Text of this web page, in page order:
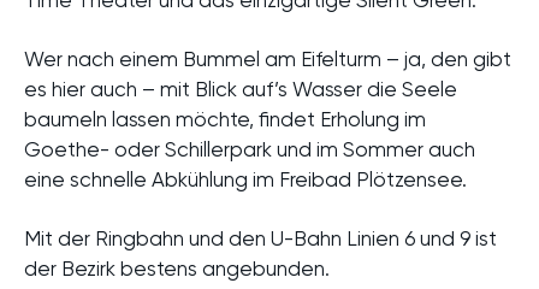
Wer nach einem Bummel am Eifelturm – ja, den gibt
es hier auch – mit Blick auf’s Wasser die Seele
baumeln lassen möchte, findet Erholung im
Goethe- oder Schillerpark und im Sommer auch
eine schnelle Abkühlung im Freibad Plötzensee.
Mit der Ringbahn und den U-Bahn Linien 6 und 9 ist
der Bezirk bestens angebunden.